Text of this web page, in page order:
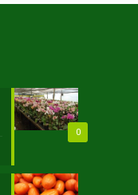
0